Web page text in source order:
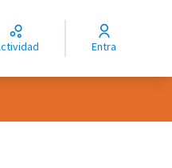
Actividad Entra